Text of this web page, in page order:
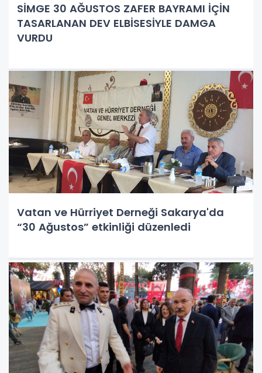
SİMGE 30 AĞUSTOS ZAFER BAYRAMI İÇİN
TASARLANAN DEV ELBİSESİYLE DAMGA
VURDU
Vatan ve Hürriyet Derneği Sakarya'da
“30 Ağustos” etkinliği düzenledi